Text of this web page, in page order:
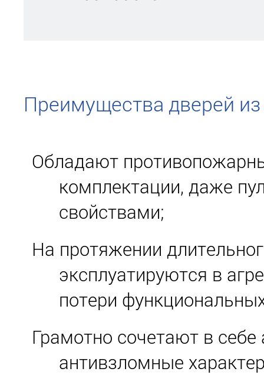
Преимущества дверей
Обладают
комплектации, даже
свойствами;
На протяжении
эксплуатируются в
потери
Грамотно сочетают в
антивзломные